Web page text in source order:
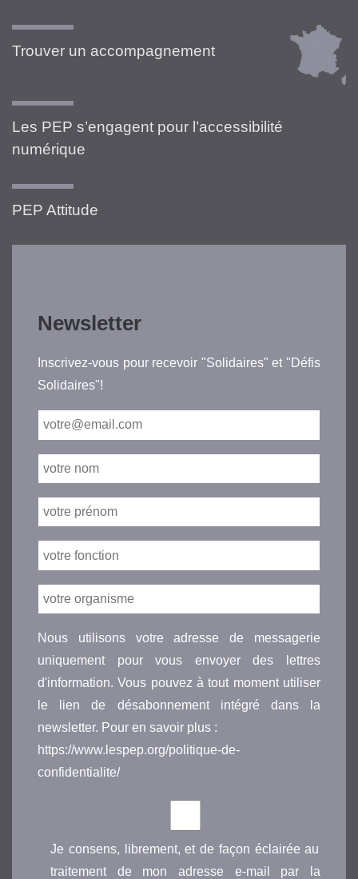
Trouver un accompagnement
Les PEP s’engagent pour l’accessibilité
numérique
PEP Attitude
Newsletter
Inscrivez-vous pour recevoir "Solidaires" et "Défis
Solidaires"!
Nous utilisons votre adresse de messagerie
uniquement pour vous envoyer des lettres
d'information. Vous pouvez à tout moment utiliser
le lien de désabonnement intégré dans la
newsletter. Pour en savoir plus :
https://www.lespep.org/politique-de-
confidentialite/
Je consens, librement, et de façon éclairée au
traitement de mon adresse e-mail par la